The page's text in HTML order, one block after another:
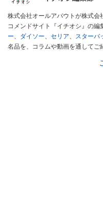
株式会社オールアバウトが株式
コメンドサイト『イチオシ』の編
ー、 ダイソー、 セリア、 スターバ
名品を、コラムや動画を通してご
インフルエンサーが実際に使用